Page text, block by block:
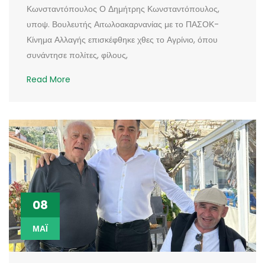
Κωνσταντόπουλος Ο Δημήτρης Κωνσταντόπουλος,
υποψ. Βουλευτής Αιτωλοακαρνανίας με το ΠΑΣΟΚ-
Κίνημα Αλλαγής επισκέφθηκε χθες το Αγρίνιο, όπου
συνάντησε πολίτες, φίλους,
Read More
08
ΜΆΙ